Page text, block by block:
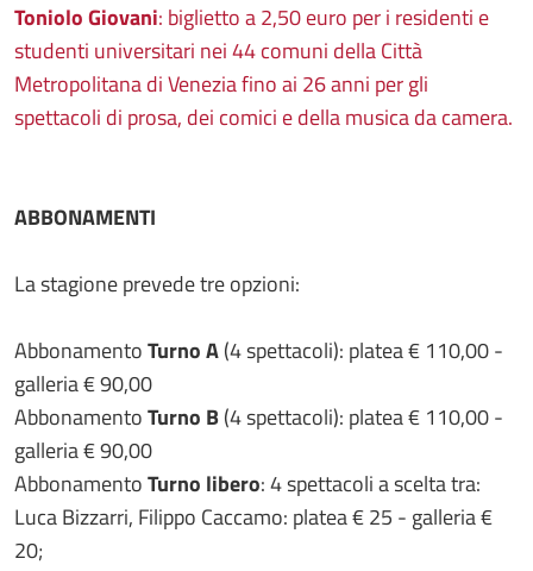
Toniolo Giovani: biglietto a 2,50 euro per i residenti e
studenti universitari nei 44 comuni della Città
Metropolitana di Venezia fino ai 26 anni per gli
spettacoli di prosa, dei comici e della musica da camera.
ABBONAMENTI
La stagione prevede tre opzioni:
AbbonamentoTurno A(4 spettacoli): platea € 110,00 -
galleria € 90,00
AbbonamentoTurno B(4 spettacoli): platea € 110,00 -
galleria € 90,00
AbbonamentoTurno libero: 4 spettacoli a scelta tra:
Luca Bizzarri, Filippo Caccamo: platea € 25 - galleria €
20;